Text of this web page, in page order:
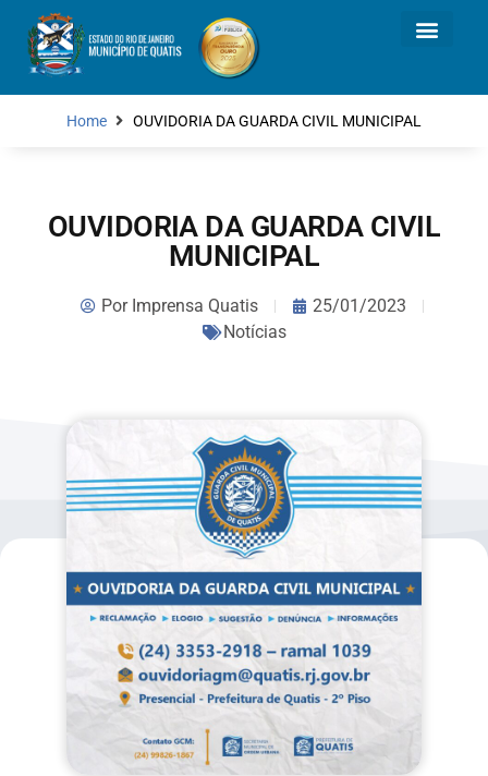
Home OUVIDORIA DA GUARDA CIVIL MUNICIPAL
OUVIDORIA DA GUARDA CIVIL
MUNICIPAL
PorImprensa Quatis
25/01/2023
Notícias